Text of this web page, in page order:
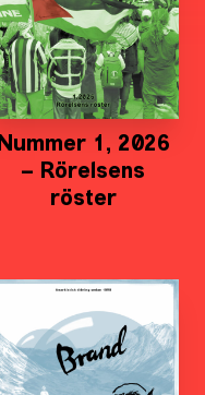
Nummer 1, 2026
– Rörelsens
röster